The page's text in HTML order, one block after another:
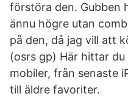
förstöra den. Gubben
ännu högre utan
på den, då jag vill att
(osrs gp) Här hittar
mobiler, från senaste
till äldre favoriter.